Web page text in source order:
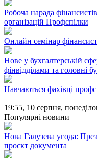
Робоча нарада
організацій Профспілки
Онлайн семінар
Нове у бухгалтерській
фінвідділами та головні
Навчаються фахівці
19:55, 10 серпня,
Популярні новини
Нова Галузева угода:
проєкт документа